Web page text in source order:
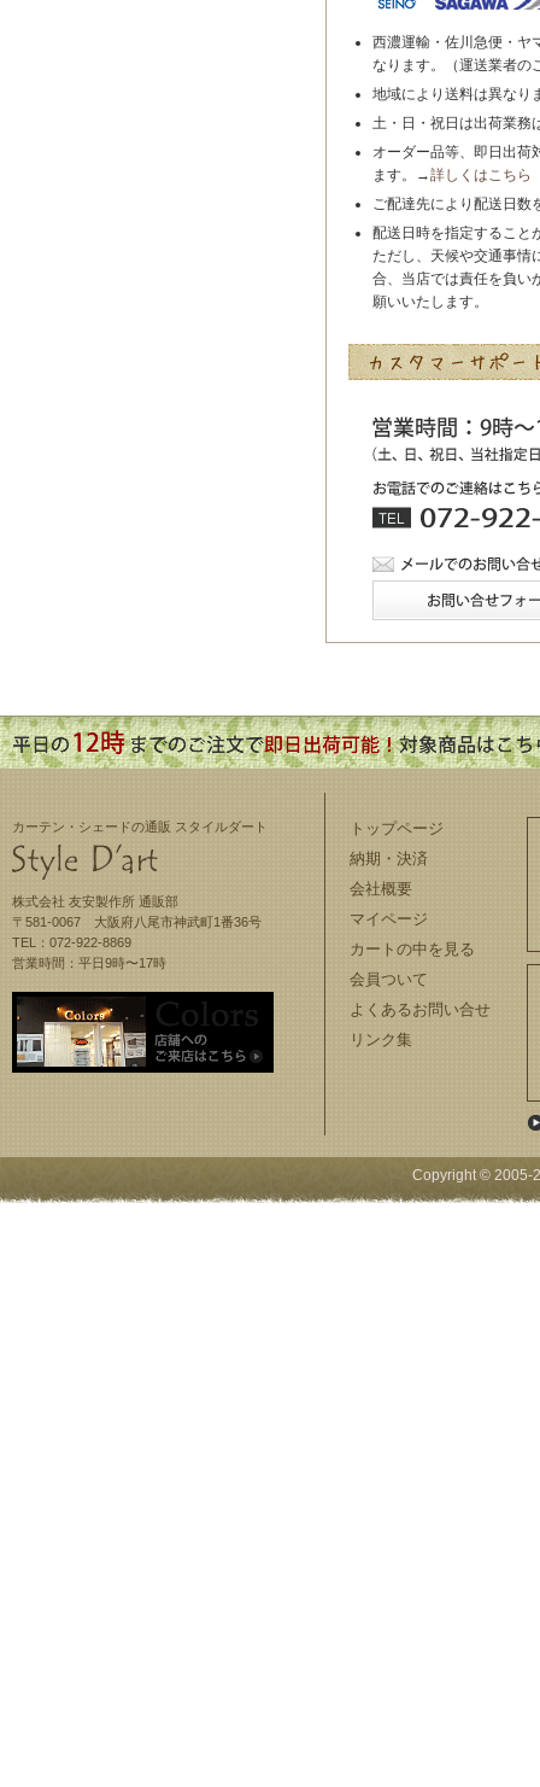
西濃運輸・佐川急便・ヤ
なります。（運送業者の
地域により送料は異なり
土・日・祝日は出荷業務
オーダー品等、即日出荷
ます。→詳しくはこちら
ご配達先により配送日数
配送日時を指定すること
ただし、天候や交通事情
合、当店では責任を負い
願いいたします。
カーテン・シェードの通販 スタイルダート
株式会社 友安製作所 通販部
〒581-0067 大阪府八尾市神武町1番36号
TEL：072-922-8869
営業時間：平日9時〜17時
トップページ
納期・決済
会社概要
マイページ
カートの中を見る
会員ついて
よくあるお問い合せ
リンク集
Copyright © 2005-